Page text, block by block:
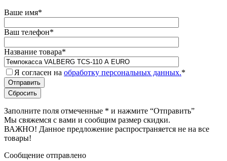
Ваше имя*
Ваш телефон*
Название товара*
Я согласен на обработку персональных данных.*
Заполните поля отмеченные * и нажмите “Отправить”
Мы свяжемся с вами и сообщим размер скидки.
ВАЖНО! Данное предложение распространяется не на все
товары!
Сообщение отправлено